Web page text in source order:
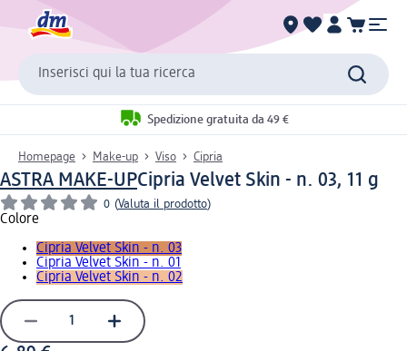
Inserisci qui la tua ricerca
Spedizione gratuita da 49 €
Homepage Make-up Viso Cipria
ASTRA MAKE-UPCipria Velvet Skin - n. 03, 11 g
0 (Valuta il prodotto)
Colore
Cipria Velvet Skin - n. 03
Cipria Velvet Skin - n. 01
Cipria Velvet Skin - n. 02